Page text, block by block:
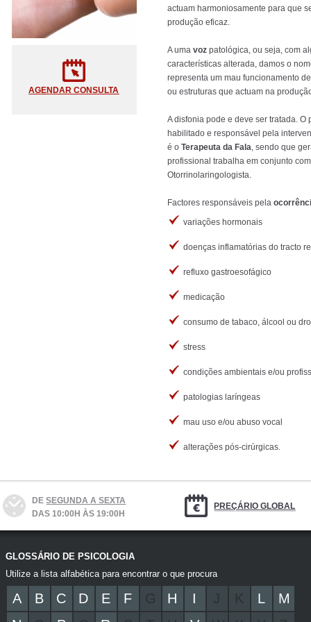
actuam harmoniosamente para que
produção eficaz.
A umavoz patológica, ou seja, com
características alterada, damos o
representa um mau funcionamento
ou estruturas que actuam na
A disfonia pode e deve ser tratada. O
habilitado e responsável pela
é oTerapeuta da Fala, sendo que
profissional trabalha em conjunto
Otorrinolaringologista.
Factores responsáveis pela
variações hormonais
doenças inflamatórias do tracto
refluxo gastroesofágico
medicação
consumo de tabaco, álcool ou
stress
condições ambientais e/ou
patologias laríngeas
mau uso e/ou abuso vocal
alterações pós-cirúrgicas.
AGENDAR CONSULTA
DESEGUNDA A SEXTA
DAS 10:00H ÀS 19:00H
PREÇÁRIO GLOBAL
GLOSSÁRIO DE PSICOLOGIA
Utilize a lista alfabética para encontrar o que procura
A B C D E F G H I K L
M